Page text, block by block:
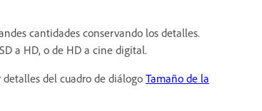
cantidades conservando los detalles.
a HD, o de HD a cine digital.
del cuadro de diálogo Tamaño de la